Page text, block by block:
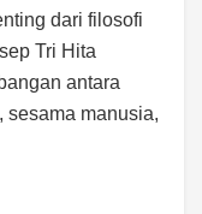
dari filosofi
Tri Hita
antara
sesama manusia,